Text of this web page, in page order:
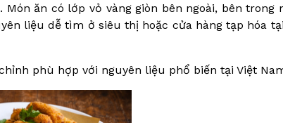
ăn có lớp vỏ vàng giòn bên ngoài, bên trong
liệu dễ tìm ở siêu thị hoặc cửa hàng tạp hóa
phù hợp với nguyên liệu phổ biến tại Việt